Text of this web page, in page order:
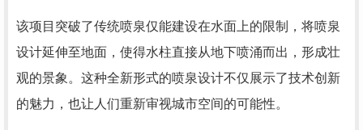
该项目突破了传统喷泉仅能建设在水面上的限制，将喷泉
设计延伸至地面，使得水柱直接从地下喷涌而出，形成壮
观的景象。这种全新形式的喷泉设计不仅展示了技术创新
的魅力，也让人们重新审视城市空间的可能性。